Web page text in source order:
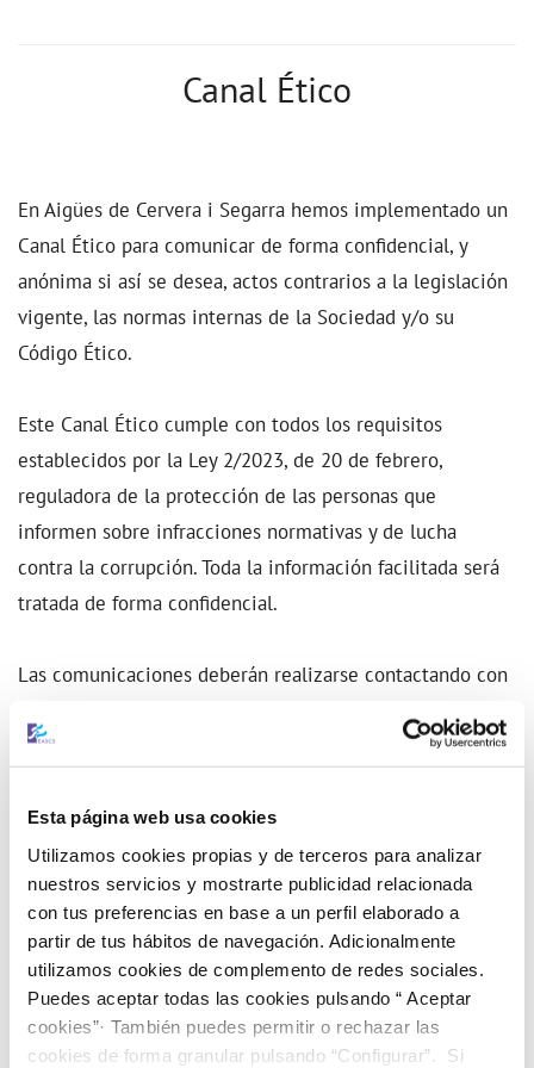
Esta página web usa cookies
Utilizamos cookies propias y de terceros para analizar
nuestros servicios y mostrarte publicidad relacionada
con tus preferencias en base a un perfil elaborado a
partir de tus hábitos de navegación. Adicionalmente
utilizamos cookies de complemento de redes sociales.
Puedes aceptar todas las cookies pulsando “ Aceptar
cookies”· También puedes permitir o rechazar las
cookies de forma granular pulsando “Configurar”. Si
Canal Ético
En Aigües de Cervera i Segarra hemos implementado un
Canal Ético para comunicar de forma confidencial, y
anónima si así se desea, actos contrarios a la legislación
vigente, las normas internas de la Sociedad y/o su
Código Ético.
Este Canal Ético cumple con todos los requisitos
establecidos por la Ley 2/2023, de 20 de febrero,
reguladora de la protección de las personas que
informen sobre infracciones normativas y de lucha
contra la corrupción. Toda la información facilitada será
tratada de forma confidencial.
Las comunicaciones deberán realizarse contactando con
medios:
A través del canal digital mediante este enlace:
Canal Ético
A través del enlace también se puede solicitar entrevista
personal o telefónica.